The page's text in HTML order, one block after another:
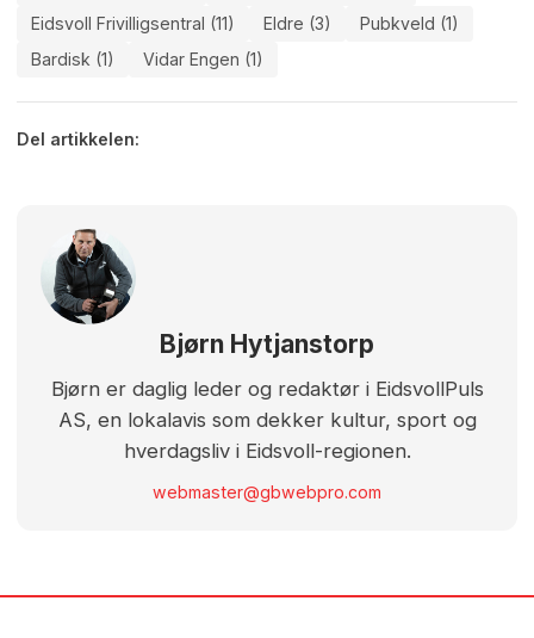
Eidsvoll Frivilligsentral (11)
Eldre (3)
Pubkveld (1)
Bardisk (1)
Vidar Engen (1)
Del artikkelen:
Bjørn Hytjanstorp
Bjørn er daglig leder og redaktør i EidsvollPuls
AS, en lokalavis som dekker kultur, sport og
hverdagsliv i Eidsvoll-regionen.
webmaster@gbwebpro.com